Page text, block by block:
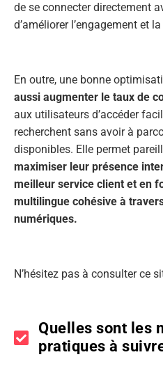
de se connecter directement
d’améliorer l’engagement et
En outre, une bonne
aussi augmenter le taux de
aux utilisateurs d’accéder
recherchent sans avoir à
disponibles. Elle permet
maximiser leur présence
meilleur service client et en
multilingue cohésive à
numériques.
N’hésitez pas à consulter ce
Quelles sont les
pratiques à